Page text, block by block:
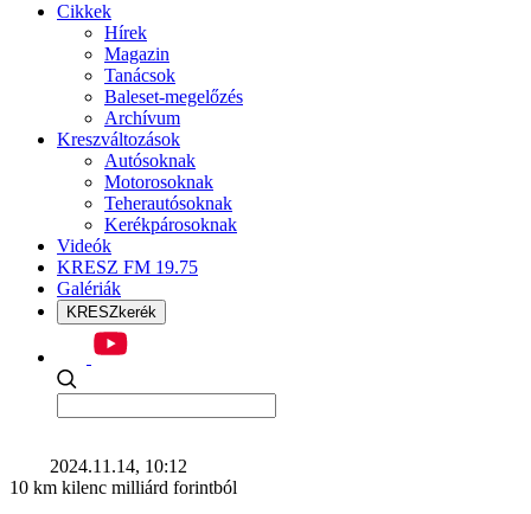
Cikkek
Hírek
Magazin
Tanácsok
Baleset-megelőzés
Archívum
Kreszváltozások
Autósoknak
Motorosoknak
Teherautósoknak
Kerékpárosoknak
Videók
KRESZ FM 19.75
Galériák
KRESZkerék
2024.11.14, 10:12
10 km kilenc milliárd forintból